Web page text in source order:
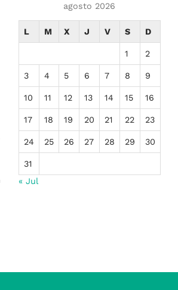
agosto 2026
L M X J V S D
1 2
3 4 5 6 7 8 9
10 11 12 13 14 15 16
17 18 19 20 21 22 23
24 25 26 27 28 29 30
31
« Jul